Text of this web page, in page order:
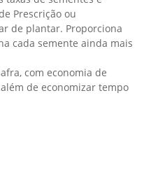
taxas de sementes e
Prescrição ou
de plantar. Proporciona
cada semente ainda mais